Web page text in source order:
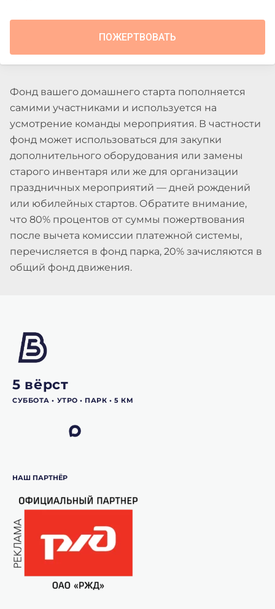
Фонд вашего домашнего старта пополняется
самими участниками и используется на
усмотрение команды мероприятия. В частности
фонд может использоваться для закупки
дополнительного оборудования или замены
старого инвентаря или же для организации
праздничных мероприятий — дней рождений
или юбилейных стартов. Обратите внимание,
что 80% процентов от суммы пожертвования
после вычета комиссии платежной системы,
перечисляется в фонд парка, 20% зачисляются в
общий фонд движения.
5 вёрст
СУББОТА •‎ УТРО •‎ ПАРК •‎ 5 КМ
НАШ ПАРТНЁР